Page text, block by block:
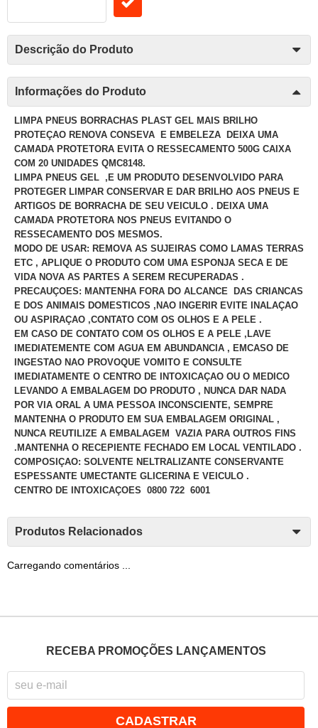
Descrição do Produto
Informações do Produto
LIMPA PNEUS BORRACHAS PLAST GEL MAIS BRILHO
PROTEÇAO RENOVA CONSEVA E EMBELEZA DEIXA UMA
CAMADA PROTETORA EVITA O RESSECAMENTO 500G CAIXA
COM 20 UNIDADES QMC8148.
LIMPA PNEUS GEL ,E UM PRODUTO DESENVOLVIDO PARA
PROTEGER LIMPAR CONSERVAR E DAR BRILHO AOS PNEUS E
ARTIGOS DE BORRACHA DE SEU VEICULO . DEIXA UMA
CAMADA PROTETORA NOS PNEUS EVITANDO O
RESSECAMENTO DOS MESMOS.
MODO DE USAR: REMOVA AS SUJEIRAS COMO LAMAS TERRAS
ETC , APLIQUE O PRODUTO COM UMA ESPONJA SECA E DE
VIDA NOVA AS PARTES A SEREM RECUPERADAS .
PRECAUÇOES: MANTENHA FORA DO ALCANCE DAS CRIANCAS
E DOS ANIMAIS DOMESTICOS ,NAO INGERIR EVITE INALAÇAO
OU ASPIRAÇAO ,CONTATO COM OS OLHOS E A PELE .
EM CASO DE CONTATO COM OS OLHOS E A PELE ,LAVE
IMEDIATEMENTE COM AGUA EM ABUNDANCIA , EMCASO DE
INGESTAO NAO PROVOQUE VOMITO E CONSULTE
IMEDIATAMENTE O CENTRO DE INTOXICAÇAO OU O MEDICO
LEVANDO A EMBALAGEM DO PRODUTO , NUNCA DAR NADA
POR VIA ORAL A UMA PESSOA INCONSCIENTE, SEMPRE
MANTENHA O PRODUTO EM SUA EMBALAGEM ORIGINAL ,
NUNCA REUTILIZE A EMBALAGEM VAZIA PARA OUTROS FINS
.MANTENHA O RECEPIENTE FECHADO EM LOCAL VENTILADO .
COMPOSIÇAO: SOLVENTE NELTRALIZANTE CONSERVANTE
ESPESSANTE UMECTANTE GLICERINA E VEICULO .
CENTRO DE INTOXICAÇOES 0800 722 6001
Produtos Relacionados
Carregando comentários ...
RECEBA PROMOÇÕES LANÇAMENTOS
CADASTRAR